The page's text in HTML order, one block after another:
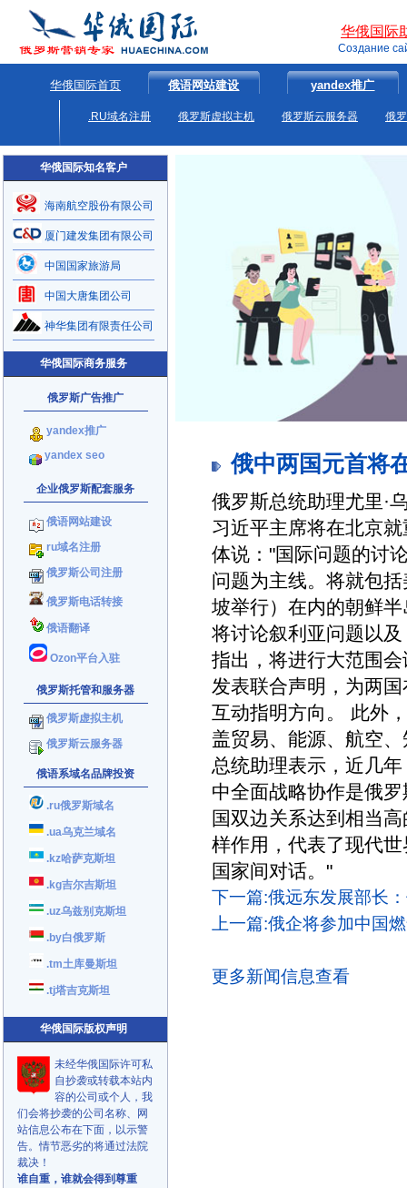
华俄国际
Создание
华俄国际首页 俄语网站建设 yandex推广
.RU域名注册 俄罗斯虚拟主机 俄罗斯云服务器 俄
华俄国际知名客户
海南航空股份有限公司
厦门建发集团有限公司
中国国家旅游局
中国大唐集团公司
神华集团有限责任公司
华俄国际商务服务
俄罗斯广告推广
yandex推广
yandex seo
企业俄罗斯配套服务
俄语网站建设
ru域名注册
俄罗斯公司注册
俄罗斯电话转接
俄语翻译
Ozon平台入驻
俄罗斯托管和服务器
俄罗斯虚拟主机
俄罗斯云服务器
俄语系域名品牌投资
.ru俄罗斯域名
.ua乌克兰域名
.kz哈萨克斯坦
.kg吉尔吉斯坦
.uz乌兹别克斯坦
.by白俄罗斯
.tm土库曼斯坦
.tj塔吉克斯坦
华俄国际版权声明
未经华俄国际许可私
自抄袭或转载本站内
容的公司或个人，我
们会将抄袭的公司名称、网
站信息公布在下面，以示警
告。情节恶劣的将通过法院
裁决！
谁自重，谁就会得到尊重
俄中两国元首将
俄罗斯总统助理尤里·
习近平主席将在北京
体说："国际问题的讨
问题为主线。将就包
坡举行）在内的朝鲜
将讨论叙利亚问题以
指出，将进行大范围
发表联合声明，为两
互动指明方向。 此外
盖贸易、能源、航空
总统助理表示，近几
中全面战略协作是俄
国双边关系达到相当
样作用，代表了现代
国家间对话。"
下一篇:俄远东发展部长
上一篇:俄企将参加中国
更多新闻信息查看